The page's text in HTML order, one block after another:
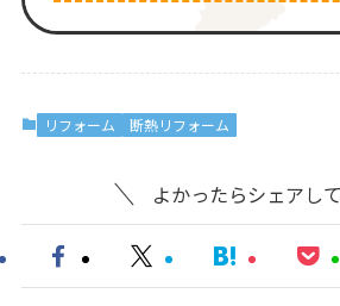
リフォーム 断熱リフォーム
よかったらシェアし